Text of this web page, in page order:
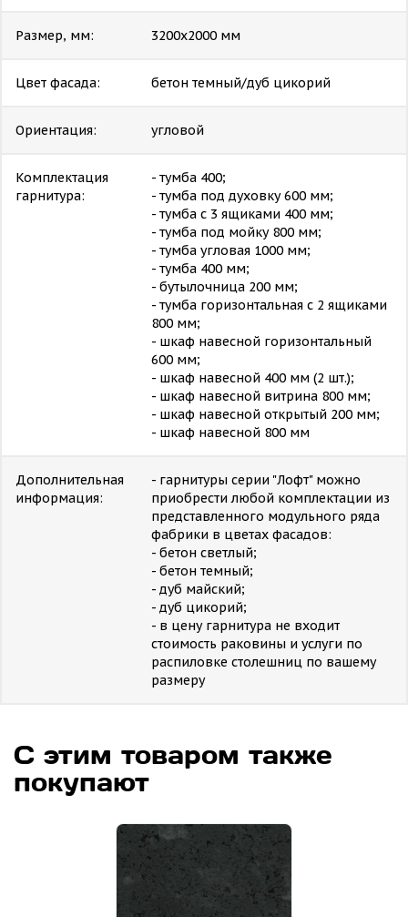
Размер, мм: 3200х2000 мм
Цвет фасада: бетон темный/дуб цикорий
Ориентация: угловой
Комплектация
гарнитура:
- тумба 400;
- тумба под духовку 600 мм;
- тумба с 3 ящиками 400 мм;
- тумба под мойку 800 мм;
- тумба угловая 1000 мм;
- тумба 400 мм;
- бутылочница 200 мм;
- тумба горизонтальная с 2 ящиками
800 мм;
- шкаф навесной горизонтальный
600 мм;
- шкаф навесной 400 мм (2 шт.);
- шкаф навесной витрина 800 мм;
- шкаф навесной открытый 200 мм;
- шкаф навесной 800 мм
Дополнительная
информация:
- гарнитуры серии "Лофт" можно
приобрести любой комплектации из
представленного модульного ряда
фабрики в цветах фасадов:
- бетон светлый;
- бетон темный;
- дуб майский;
- дуб цикорий;
- в цену гарнитура не входит
стоимость раковины и услуги по
распиловке столешниц по вашему
размеру
С этим товаром также
покупают